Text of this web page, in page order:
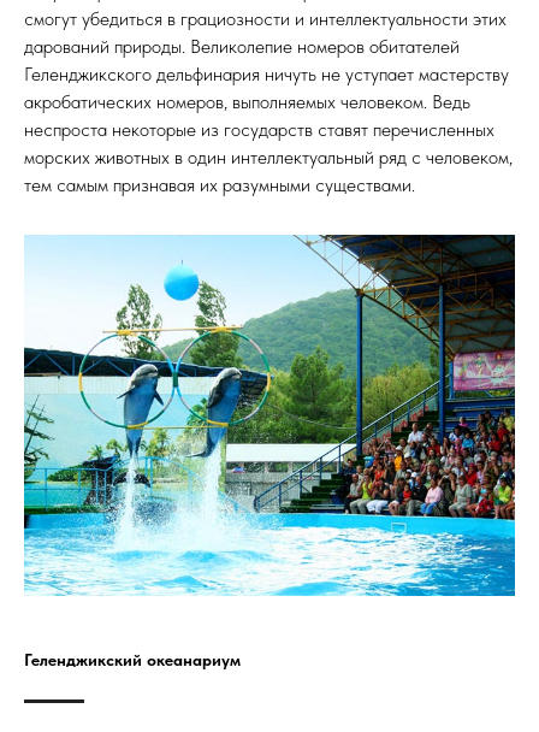
смогут убедиться в грациозности и интеллектуальности этих
дарований природы. Великолепие номеров обитателей
Геленджикского дельфинария ничуть не уступает мастерству
акробатических номеров, выполняемых человеком. Ведь
неспроста некоторые из государств ставят перечисленных
морских животных в один интеллектуальный ряд с человеком,
тем самым признавая их разумными существами.
Геленджикский океанариум